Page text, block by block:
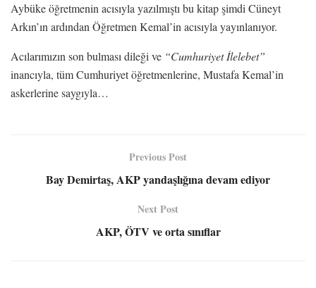
Aybüke öğretmenin acısıyla yazılmıştı bu kitap şimdi Cüneyt
Arkın’ın ardından Öğretmen Kemal’in acısıyla yayınlanıyor.
Acılarımızın son bulması dileği ve “Cumhuriyet İlelebet”
inancıyla, tüm Cumhuriyet öğretmenlerine, Mustafa Kemal’in
askerlerine saygıyla…
Previous Post
Bay Demirtaş, AKP yandaşlığına devam ediyor
Next Post
AKP, ÖTV ve orta sınıflar